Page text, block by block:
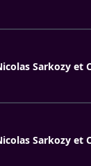
Sarkozy et
Sarkozy et